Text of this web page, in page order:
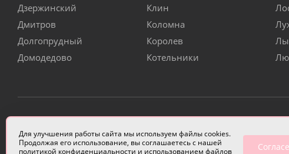
Дзержинский
Дмитров
Долгопрудный
Домодедово
Клин
Коломна
Королев
Котельники
ИП Чулкова Анастасия Александровна ИНН 331405822720
Для улучшения работы сайта мы используем файлы cookies.
Продолжая его использование, вы соглашаетесь с нашей
политикой конфиденциальности и использованием файлов